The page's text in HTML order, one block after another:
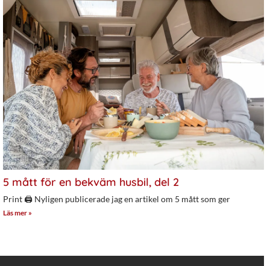
5 mått för en bekväm husbil, del 2
Print 🖨 Nyligen publicerade jag en artikel om 5 mått som ger
Läs mer »